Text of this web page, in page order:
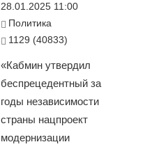
28.01.2025 11:00
Политика
1129 (40833)
«Кабмин утвердил
беспрецедентный за
годы независимости
страны нацпроект
модернизации